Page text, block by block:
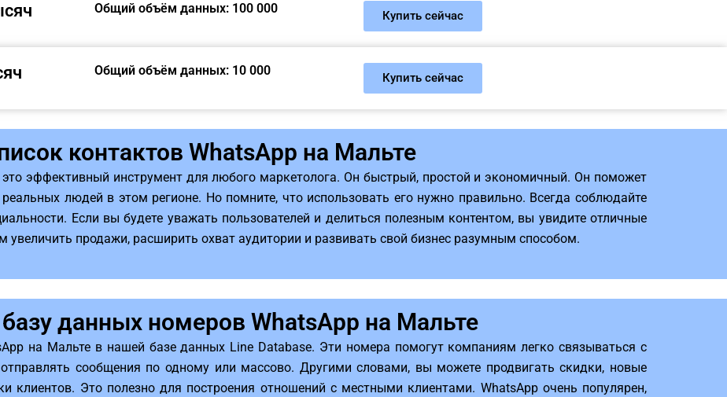
Общий объём данных: 100 000 Купить сейчас
Общий объём данных: 10 000 Купить сейчас
контактов WhatsApp на Мальте
эффективный инструмент для любого маркетолога. Он быстрый, простой и экономичный. Он поможет
людей в этом регионе. Но помните, что использовать его нужно правильно. Всегда соблюдайте
Если вы будете уважать пользователей и делиться полезным контентом, вы увидите отличные
увеличить продажи, расширить охват аудитории и развивать свой бизнес разумным способом.
данных номеров WhatsApp на Мальте
на Мальте в нашей базе данных Line Database. Эти номера помогут компаниям легко связываться с
сообщения по одному или массово. Другими словами, вы можете продвигать скидки, новые
клиентов. Это полезно для построения отношений с местными клиентами. WhatsApp очень популярен,